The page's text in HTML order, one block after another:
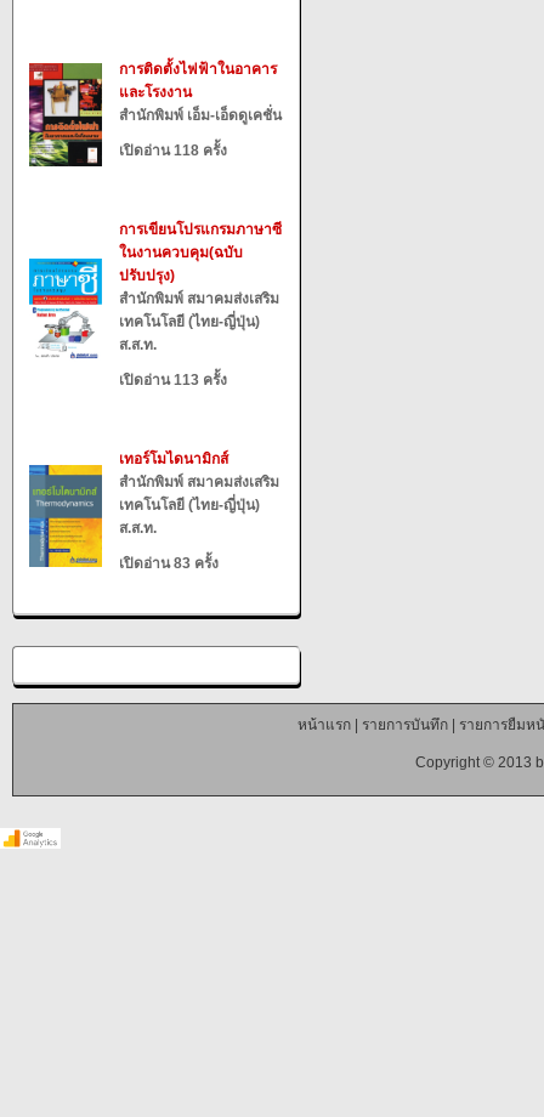
การติดตั้งไฟฟ้าในอาคาร
และโรงงาน
สำนักพิมพ์ เอ็ม-เอ็ดดูเคชั่น
เปิดอ่าน 118 ครั้ง
การเขียนโปรแกรมภาษาซี
ในงานควบคุม(ฉบับ
ปรับปรุง)
สำนักพิมพ์ สมาคมส่งเสริม
เทคโนโลยี (ไทย-ญี่ปุ่น)
ส.ส.ท.
เปิดอ่าน 113 ครั้ง
เทอร์โมไดนามิกส์
สำนักพิมพ์ สมาคมส่งเสริม
เทคโนโลยี (ไทย-ญี่ปุ่น)
ส.ส.ท.
เปิดอ่าน 83 ครั้ง
หน้าแรก| รายการบันทึก| รายการยืมห
Copyright © 2013